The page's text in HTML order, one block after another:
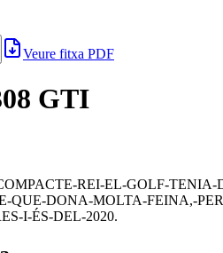
Veure fitxa PDF
GTI
REI-EL-GOLF-
QUE-DONA-MOLTA-FEINA,-
I-ÉS-DEL-2020.